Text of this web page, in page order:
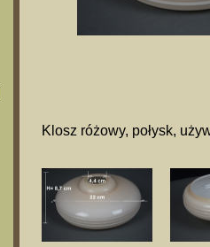
Klosz różowy, połysk,